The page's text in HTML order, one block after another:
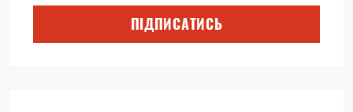
ПІДПИСАТИСЬ